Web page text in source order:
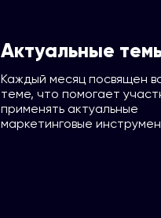
Актуальные
Каждый месяц посвящен
теме, что помогает
применять актуальные
маркетинговые